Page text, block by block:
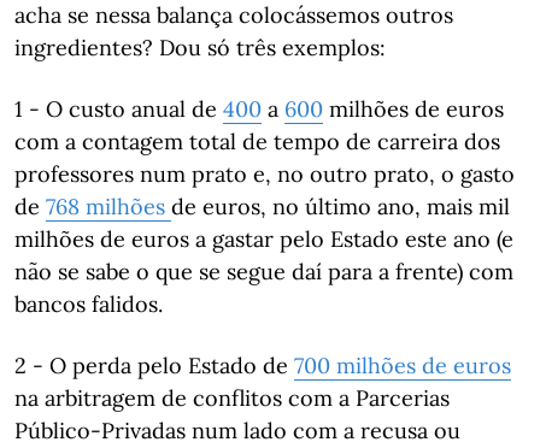
acha se nessa balança colocássemos outros
ingredientes? Dou só três exemplos:
1 - O custo anual de 400 a 600 milhões de euros
com a contagem total de tempo de carreira dos
professores num prato e, no outro prato, o gasto
de 768 milhões de euros, no último ano, mais mil
milhões de euros a gastar pelo Estado este ano (e
não se sabe o que se segue daí para a frente) com
bancos falidos.
2 - O perda pelo Estado de 700 milhões de euros
na arbitragem de conflitos com a Parcerias
Público-Privadas num lado com a recusa ou